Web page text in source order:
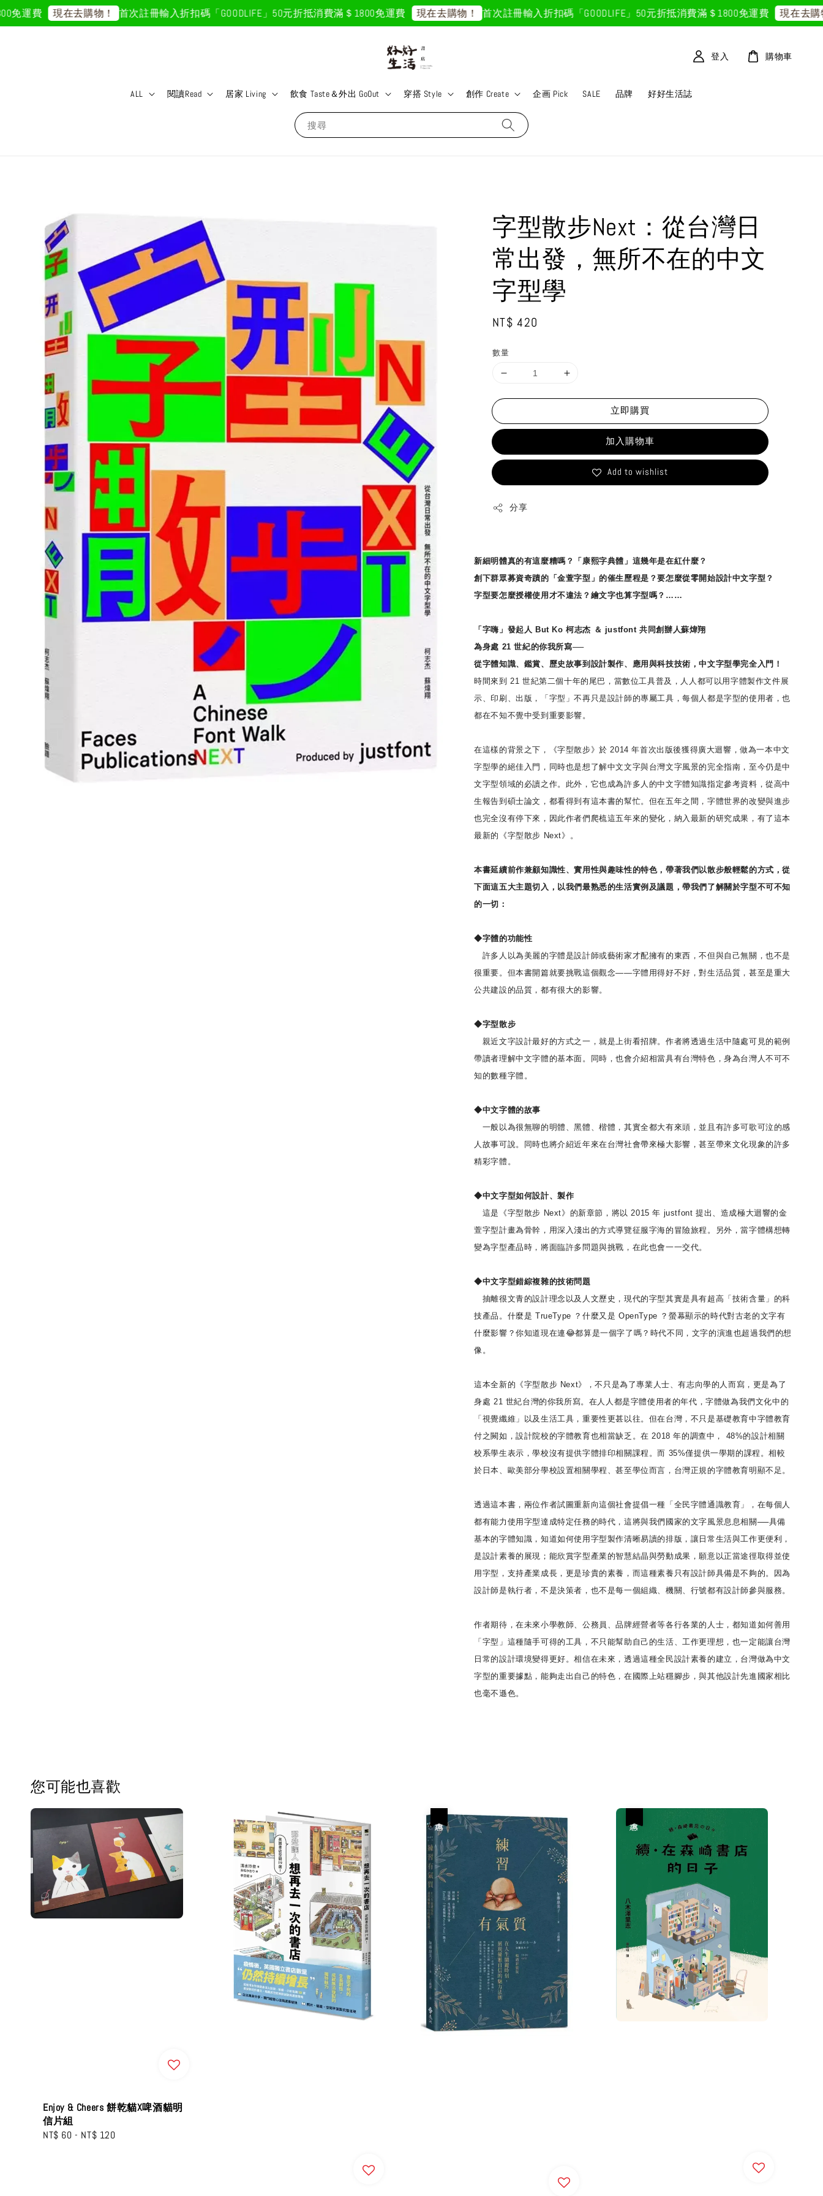
費 現在去購物！ 首次註冊輸入折扣碼「GOODLIFE」50元折抵消費滿＄1800免運費 現在去購物！ 首次註冊輸入折扣碼「GOODLIFE」50元折抵消費滿＄1800免運費 現在去購物！
搜尋
ALL 閱讀Read 居家 Living 飲食 Taste＆外出 GoOut 穿搭 Style 創作 Create 企画 Pick SALE 品牌 好好生活誌
登入 購物車
字型散步Next：從台灣日
常出發，無所不在的中文
字型學
Regular
NT$ 420
數量
立即購買
加入購物車
Add to wishlist
分享
新細明體真的有這麼糟嗎？「康熙字典體」這幾年是在紅什麼？
創下群眾募資奇蹟的「金萱字型」的催生歷程是？要怎麼從零開始設計中文字型？
字型要怎麼授權使用才不違法？繪文字也算字型嗎？……
「字嗨」發起人 But Ko 柯志杰 ＆ justfont 共同創辦人蘇煒翔
為身處 21 世紀的你我所寫──
從字體知識、鑑賞、歷史故事到設計製作、應用與科技技術，中文字型學完全入門！
時間來到 21 世紀第二個十年的尾巴，當數位工具普及，人人都可以用字體製作文件展
示、印刷、出版，「字型」不再只是設計師的專屬工具，每個人都是字型的使用者，也
都在不知不覺中受到重要影響。
在這樣的背景之下，《字型散步》於 2014 年首次出版後獲得廣大迴響，做為一本中文
字型學的絕佳入門，同時也是想了解中文文字與台灣文字風景的完全指南，至今仍是中
文字型領域的必讀之作。此外，它也成為許多人的中文字體知識指定參考資料，從高中
生報告到碩士論文，都看得到有這本書的幫忙。但在五年之間，字體世界的改變與進步
也完全沒有停下來，因此作者們爬梳這五年來的變化，納入最新的研究成果，有了這本
最新的《字型散步 Next》。
本書延續前作兼顧知識性、實用性與趣味性的特色，帶著我們以散步般輕鬆的方式，從
下面這五大主題切入，以我們最熟悉的生活實例及議題，帶我們了解關於字型不可不知
的一切：
◆字體的功能性
許多人以為美麗的字體是設計師或藝術家才配擁有的東西，不但與自己無關，也不是
很重要。但本書開篇就要挑戰這個觀念——字體用得好不好，對生活品質，甚至是重大
公共建設的品質，都有很大的影響。
◆字型散步
親近文字設計最好的方式之一，就是上街看招牌。作者將透過生活中隨處可見的範例
帶讀者理解中文字體的基本面。同時，也會介紹相當具有台灣特色，身為台灣人不可不
知的數種字體。
◆中文字體的故事
一般以為很無聊的明體、黑體、楷體，其實全都大有來頭，並且有許多可歌可泣的感
人故事可說。同時也將介紹近年來在台灣社會帶來極大影響，甚至帶來文化現象的許多
精彩字體。
◆中文字型如何設計、製作
這是《字型散步 Next》的新章節，將以 2015 年 justfont 提出、造成極大迴響的金
萱字型計畫為骨幹，用深入淺出的方式導覽征服字海的冒險旅程。另外，當字體構想轉
變為字型產品時，將面臨許多問題與挑戰，在此也會一一交代。
◆中文字型錯綜複雜的技術問題
抽離很文青的設計理念以及人文歷史，現代的字型其實是具有超高「技術含量」的科
技產品。什麼是 TrueType ？什麼又是 OpenType ？螢幕顯示的時代對古老的文字有
什麼影響？你知道現在連😂都算是一個字了嗎？時代不同，文字的演進也超過我們的想
像。
這本全新的《字型散步 Next》，不只是為了專業人士、有志向學的人而寫，更是為了
身處 21 世紀台灣的你我所寫。在人人都是字體使用者的年代，字體做為我們文化中的
「視覺纖維」以及生活工具，重要性更甚以往。但在台灣，不只是基礎教育中字體教育
付之闕如，設計院校的字體教育也相當缺乏。在 2018 年的調查中， 48%的設計相關
校系學生表示，學校沒有提供字體排印相關課程。而 35%僅提供一學期的課程。相較
於日本、歐美部分學校設置相關學程、甚至學位而言，台灣正規的字體教育明顯不足。
透過這本書，兩位作者試圖重新向這個社會提倡一種「全民字體通識教育」，在每個人
都有能力使用字型達成特定任務的時代，這將與我們國家的文字風景息息相關──具備
基本的字體知識，知道如何使用字型製作清晰易讀的排版，讓日常生活與工作更便利，
是設計素養的展現；能欣賞字型產業的智慧結晶與勞動成果，願意以正當途徑取得並使
用字型，支持產業成長，更是珍貴的素養，而這種素養只有設計師具備是不夠的。因為
設計師是執行者，不是決策者，也不是每一個組織、機關、行號都有設計師參與服務。
作者期待，在未來小學教師、公務員、品牌經營者等各行各業的人士，都知道如何善用
「字型」這種隨手可得的工具，不只能幫助自己的生活、工作更理想，也一定能讓台灣
日常的設計環境變得更好。相信在未來，透過這種全民設計素養的建立，台灣做為中文
字型的重要據點，能夠走出自己的特色，在國際上站穩腳步，與其他設計先進國家相比
也毫不遜色。
您可能也喜歡
Enjoy & Cheers 餅乾貓X啤酒貓明
信片組
Regular
NT$ 60 - NT$ 120